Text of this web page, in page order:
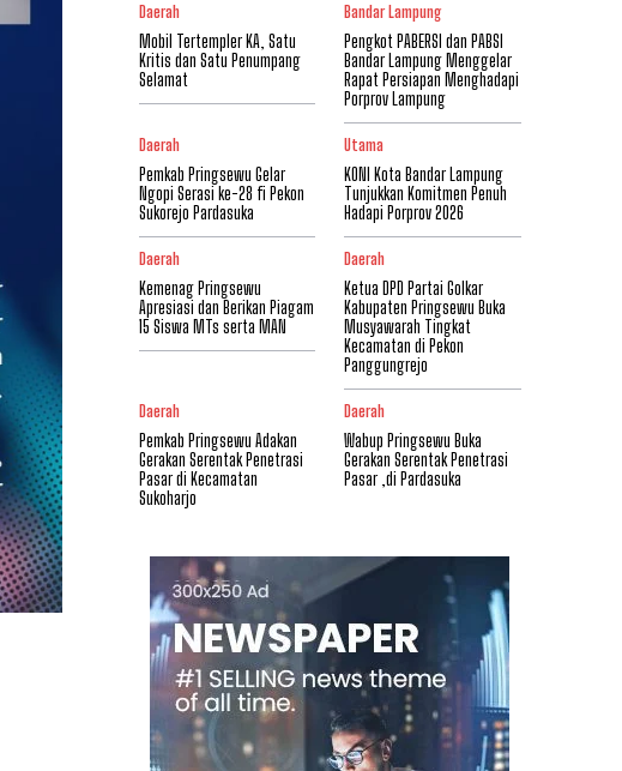
Daerah
Mobil Tertempler KA, Satu
Kritis dan Satu Penumpang
Selamat
Bandar Lampung
Pengkot PABERSI dan PABSI
Bandar Lampung Menggelar
Rapat Persiapan Menghadapi
Porprov Lampung
Daerah
Pemkab Pringsewu Gelar
Ngopi Serasi ke-28 fi Pekon
Sukorejo Pardasuka
Utama
KONI Kota Bandar Lampung
Tunjukkan Komitmen Penuh
Hadapi Porprov 2026
Daerah
Kemenag Pringsewu
Apresiasi dan Berikan Piagam
15 Siswa MTs serta MAN
Daerah
Ketua DPD Partai Golkar
Kabupaten Pringsewu Buka
Musyawarah Tingkat
Kecamatan di Pekon
Panggungrejo
Daerah
Pemkab Pringsewu Adakan
Gerakan Serentak Penetrasi
Pasar di Kecamatan
Sukoharjo
Daerah
Wabup Pringsewu Buka
Gerakan Serentak Penetrasi
Pasar ,di Pardasuka